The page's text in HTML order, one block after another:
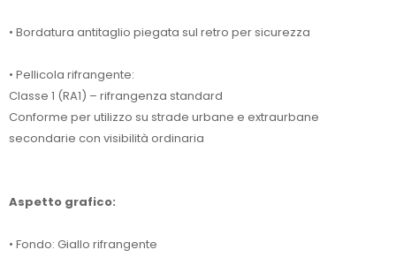
• Bordatura antitaglio piegata sul retro per sicurezza
• Pellicola rifrangente:
Classe 1 (RA1) – rifrangenza standard
Conforme per utilizzo su strade urbane e extraurbane
secondarie con visibilità ordinaria
Aspetto grafico:
• Fondo: Giallo rifrangente